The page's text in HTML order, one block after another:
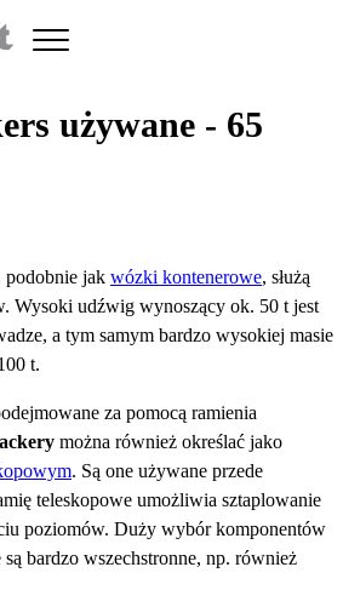
używane - 65
podobnie jak wózki kontenerowe, służą
Wysoki udźwig wynoszący ok. 50 t jest
a tym samym bardzo wysokiej masie
t.
za pomocą ramienia
można również określać jako
. Są one używane przede
teleskopowe umożliwia sztaplowanie
poziomów. Duży wybór komponentów
bardzo wszechstronne, np. również